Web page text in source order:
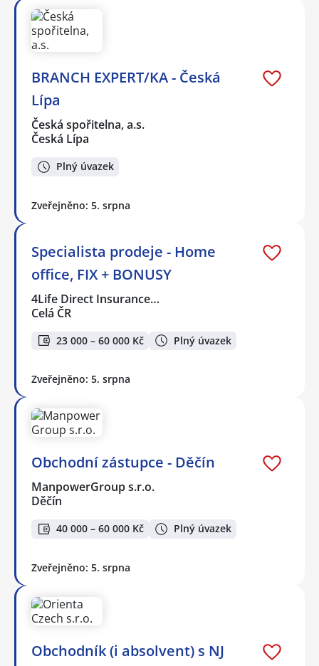
BRANCH EXPERT/KA - Česká
Lípa
Česká spořitelna, a.s.
Česká Lípa
Plný úvazek
Zveřejněno: 5. srpna
Specialista prodeje - Home
office, FIX + BONUSY
4Life Direct Insurance…
Celá ČR
23 000 – 60 000 Kč Plný úvazek
Zveřejněno: 5. srpna
Obchodní zástupce - Děčín
ManpowerGroup s.r.o.
Děčín
40 000 – 60 000 Kč Plný úvazek
Zveřejněno: 5. srpna
Obchodník (i absolvent) s NJ